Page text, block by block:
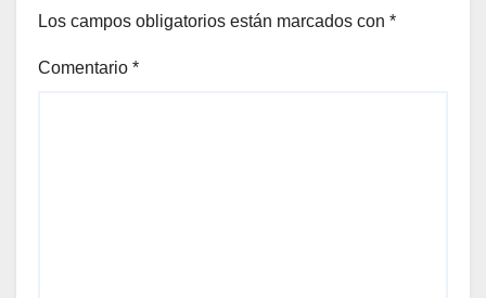
Los campos obligatorios están marcados con *
Comentario *